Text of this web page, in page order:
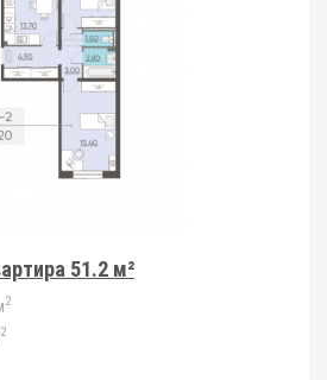
51.2 м²
2
2